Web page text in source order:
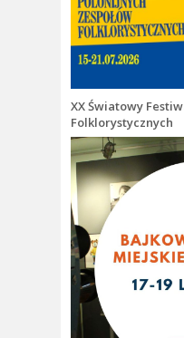
XX Światowy
Folklorystycznych